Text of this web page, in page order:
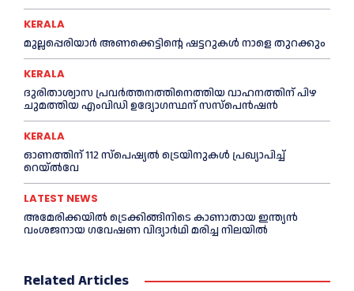
KERALA
മുല്ലപ്പെരിയാര്‍ അണക്കെട്ടിന്റെ ഷട്ടറുകള്‍ നാളെ തുറക്കും
KERALA
ദുരിതാശ്വാസ പ്രവര്‍ത്തനത്തിനെത്തിയ വാഹനത്തിന് പിഴ
ചുമത്തിയ എംവിഡി ഉദ്യോഗസ്ഥന് സസ്പെൻഷൻ
KERALA
ഓണത്തിന് 112 സ്പെഷ്യല്‍ ട്രെയിനുകള്‍ പ്രഖ്യാപിച്ച്‌
റെയ്ല്‍വേ
LATEST NEWS
അമേരിക്കയില്‍ ട്രെക്കിങ്ങിനിടെ കാണാതായ ഇന്ത്യൻ
വംശജനായ ഗവേഷണ വിദ്യാര്‍ഥി മരിച്ച നിലയില്‍
Related Articles